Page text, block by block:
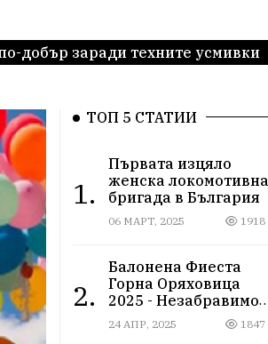
добър заради техните усмивки
ТОП 5 СТАТИИ
1.
Първата изцяло
женска локомотивна
бригада в България
06 МАРТ, 2025 1918
2.
Балонена Фиеста
Горна Оряховица
2025 - Незабравимо
изживяване сред
небесните простори
24 АПР, 2025 1847